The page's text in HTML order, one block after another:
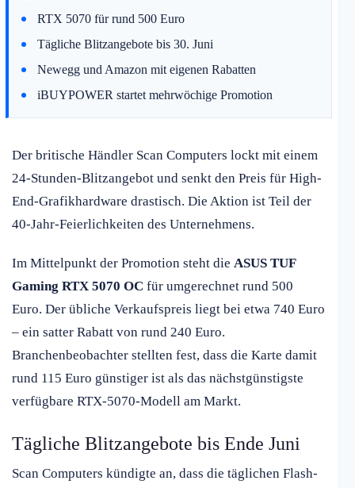
RTX 5070 für rund 500 Euro
Tägliche Blitzangebote bis 30. Juni
Newegg und Amazon mit eigenen Rabatten
iBUYPOWER startet mehrwöchige Promotion
Der britische Händler Scan Computers lockt mit einem
24-Stunden-Blitzangebot und senkt den Preis für High-
End-Grafikhardware drastisch. Die Aktion ist Teil der
40-Jahr-Feierlichkeiten des Unternehmens.
Im Mittelpunkt der Promotion steht die ASUS TUF
Gaming RTX 5070 OC für umgerechnet rund 500
Euro. Der übliche Verkaufspreis liegt bei etwa 740 Euro
– ein satter Rabatt von rund 240 Euro.
Branchenbeobachter stellten fest, dass die Karte damit
rund 115 Euro günstiger ist als das nächstgünstigste
verfügbare RTX-5070-Modell am Markt.
Tägliche Blitzangebote bis Ende Juni
Scan Computers kündigte an, dass die täglichen Flash-